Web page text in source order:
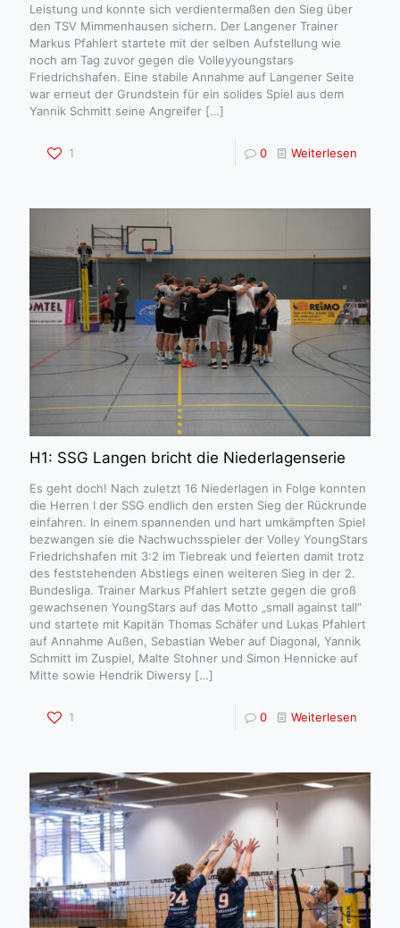
Leistung und konnte sich verdientermaßen den Sieg über
den TSV Mimmenhausen sichern. Der Langener Trainer
Markus Pfahlert startete mit der selben Aufstellung wie
noch am Tag zuvor gegen die Volleyyoungstars
Friedrichshafen. Eine stabile Annahme auf Langener Seite
war erneut der Grundstein für ein solides Spiel aus dem
Yannik Schmitt seine Angreifer […]
1 0 Weiterlesen
H1: SSG Langen bricht die Niederlagenserie
Es geht doch! Nach zuletzt 16 Niederlagen in Folge konnten
die Herren I der SSG endlich den ersten Sieg der Rückrunde
einfahren. In einem spannenden und hart umkämpften Spiel
bezwangen sie die Nachwuchsspieler der Volley YoungStars
Friedrichshafen mit 3:2 im Tiebreak und feierten damit trotz
des feststehenden Abstiegs einen weiteren Sieg in der 2.
Bundesliga. Trainer Markus Pfahlert setzte gegen die groß
gewachsenen YoungStars auf das Motto „small against tall“
und startete mit Kapitän Thomas Schäfer und Lukas Pfahlert
auf Annahme Außen, Sebastian Weber auf Diagonal, Yannik
Schmitt im Zuspiel, Malte Stohner und Simon Hennicke auf
Mitte sowie Hendrik Diwersy […]
1 0 Weiterlesen